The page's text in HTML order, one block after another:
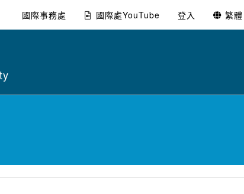
國際事務處 國際處YouTube 登入 繁體